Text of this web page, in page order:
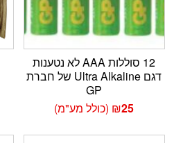
12 סוללות AAA לא נטענות
דגם Ultra Alkaline של חברת
GP
₪25 (כולל מע"מ)